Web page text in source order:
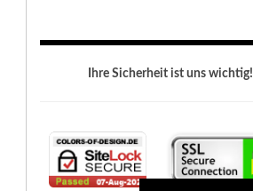
Ihre Sicherheit ist uns wichtig!